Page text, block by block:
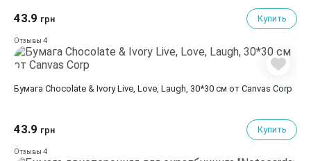
43.9 грн Купить
Отзывы 4
Бумага Chocolate & Ivory Live, Love, Laugh, 30*30 см от Canvas Corp
43.9 грн Купить
Отзывы 4